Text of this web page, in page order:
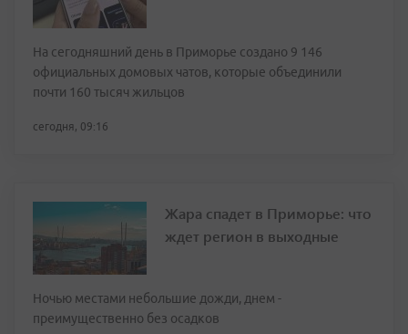
На сегодняшний день в Приморье создано 9 146
официальных домовых чатов, которые объединили
почти 160 тысяч жильцов
сегодня, 09:16
Жара спадет в Приморье: что
ждет регион в выходные
Ночью местами небольшие дожди, днем -
преимущественно без осадков